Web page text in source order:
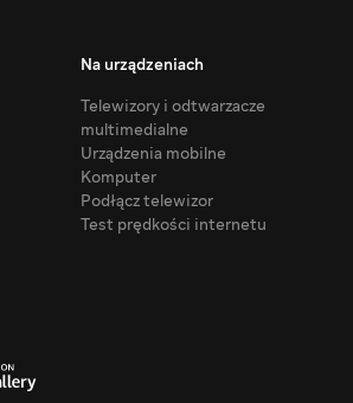
Na urządzeniach
Telewizory i odtwarzacze
multimedialne
Urządzenia mobilne
Komputer
Podłącz telewizor
Test prędkości internetu